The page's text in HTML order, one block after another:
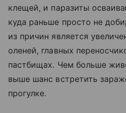
клещей, и паразиты
куда раньше просто не
из причин является
оленей, главных
пастбищах. Чем больше
выше шанс встретить
прогулке.